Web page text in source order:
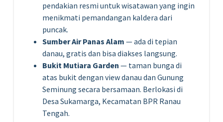
pendakian resmi untuk wisatawan yang ingin
menikmati pemandangan kaldera dari
puncak.
Sumber Air Panas Alam — ada di tepian
danau, gratis dan bisa diakses langsung.
Bukit Mutiara Garden — taman bunga di
atas bukit dengan view danau dan Gunung
Seminung secara bersamaan. Berlokasi di
Desa Sukamarga, Kecamatan BPR Ranau
Tengah.